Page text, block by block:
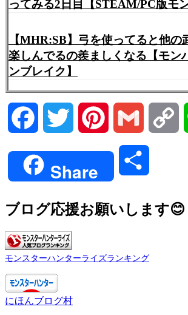
ってみる2日目【STEAM/PC版モ
【MHR:SB】弓を使ってると他の
楽しんでるの羨ましくなる【モン
ンブレイク】
Facebook Twitter Pinterest Gmail
Share
ブログ応援お願いします😊
モンスターハンターライズランキング
にほんブログ村